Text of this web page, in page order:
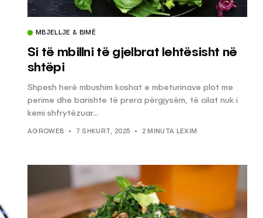
MBJELLJE & BIMË
Si të mbillni të gjelbrat lehtësisht në
shtëpi
Shpesh herë mbushim koshat e mbeturinave plot me
perime dhe barishte të prera përgjysëm, të cilat nuk i
kemi shfrytëzuar...
AGROWEB 7 SHKURT, 2025 2 MINUTA LEXIM